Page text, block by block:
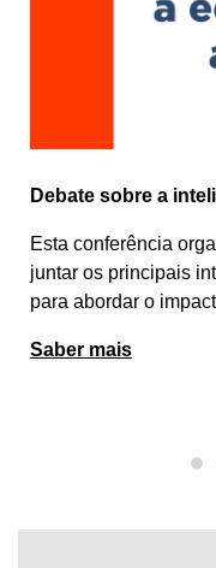
Debate sobre a
Esta conferência
juntar os principais
para abordar o
Saber mais